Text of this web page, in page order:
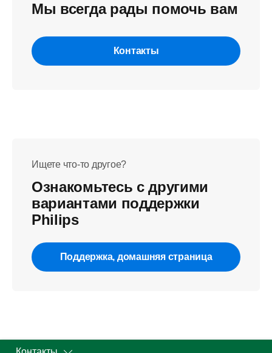
Мы всегда рады помочь вам
Контакты
Ищете что-то другое?
Ознакомьтесь с другими
вариантами поддержки
Philips
Поддержка, домашняя страница